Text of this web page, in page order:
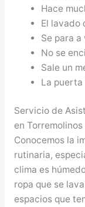
Hace
El lavado
Se para a
No se
Sale un
La puerta
Servicio de
en Torremolinos
Conocemos la
rutinaria,
clima es
ropa que se
espacios que